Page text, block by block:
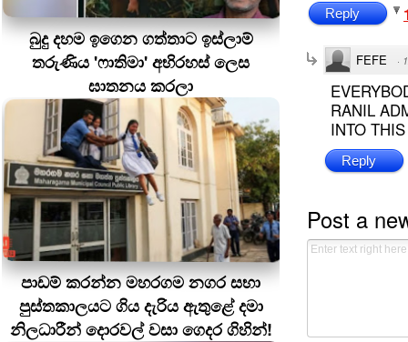
බුදු දහම ඉගෙන ගත්තාට ඉස්ලාම්
තරුණිය 'ෆාතිමා' අභිරහස් ලෙස
ඝාතනය කරලා
පාඩම් කරන්න මහරගම නගර සභා
පුස්තකාලයට ගිය දැරිය ඇතුළේ දමා
නිලධාරීන් දොරවල් වසා ගෙදර ගිහින්!
Reply
FEFE ·
RANIL
INTO
Reply
Post a